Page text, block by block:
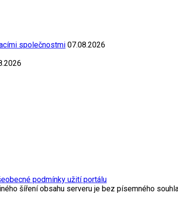
společnostmi 07.08.2026
podmínky užití portálu
šíření obsahu serveru je bez písemného